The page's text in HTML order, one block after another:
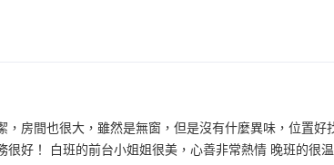
，房間也很大，雖然是無窗，但是沒有什麼異味，位置
很好！ 白班的前台小姐姐很美，心善非常熱情 晚班的很